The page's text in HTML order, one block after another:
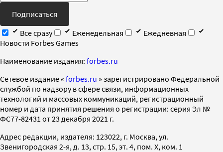
Подписаться
Все сразу
Еженедельная
Ежедневная
Новости Forbes Games
Наименование издания: forbes.ru
Cетевое издание « forbes.ru » зарегистрировано Федеральной
службой по надзору в сфере связи, информационных
технологий и массовых коммуникаций, регистрационный
номер и дата принятия решения о регистрации: серия Эл №
ФС77-82431 от 23 декабря 2021 г.
Адрес редакции, издателя: 123022, г. Москва, ул.
Звенигородская 2-я, д. 13, стр. 15, эт. 4, пом. X, ком. 1